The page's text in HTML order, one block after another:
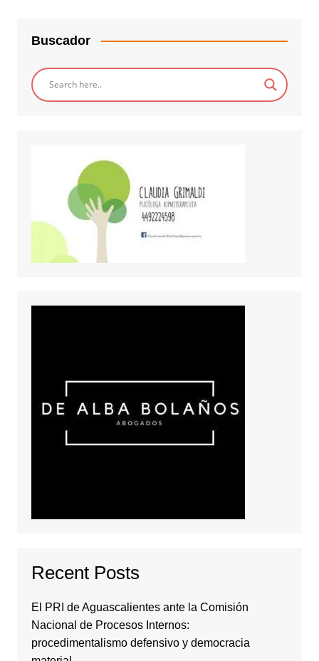
Buscador
Recent Posts
El PRI de Aguascalientes ante la Comisión
Nacional de Procesos Internos:
procedimentalismo defensivo y democracia